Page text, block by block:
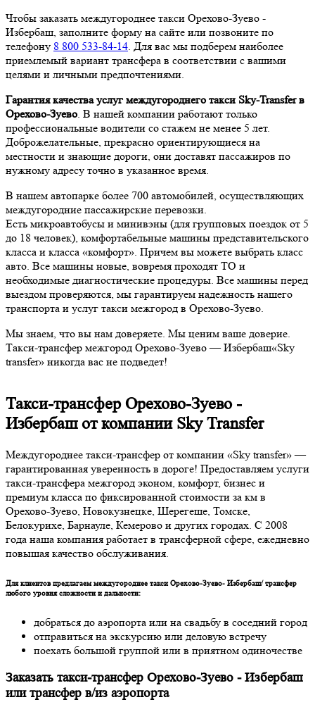
Чтобы заказать междугороднее такси Орехово-Зуево -
Избербаш, заполните форму на сайте или позвоните по
телефону 8 800 533-84-14. Для вас мы подберем наиболее
приемлемый вариант трансфера в соответствии с вашими
целями и личными предпочтениями.
Гарантия качества услуг междугороднего такси Sky-Transfer в
Орехово-Зуево. В нашей компании работают только
профессиональные водители со стажем не менее 5 лет.
Доброжелательные, прекрасно ориентирующиеся на
местности и знающие дороги, они доставят пассажиров по
нужному адресу точно в указанное время.
В нашем автопарке более 700 автомобилей, осуществляющих
междугородние пассажирские перевозки.
Есть микроавтобусы и минивэны (для групповых поездок от 5
до 18 человек), комфортабельные машины представительского
класса и класса «комфорт». Причем вы можете выбрать класс
авто. Все машины новые, вовремя проходят ТО и
необходимые диагностические процедуры. Все машины перед
выездом проверяются, мы гарантируем надежность нашего
транспорта и услуг такси межгород в Орехово-Зуево.
Мы знаем, что вы нам доверяете. Мы ценим ваше доверие.
Такси-трансфер межгород Орехово-Зуево — Избербаш«Sky
transfer» никогда вас не подведет!
Такси-трансфер Орехово-Зуево -
Избербаш от компании Sky Transfer
Междугороднее такси-трансфер от компании «Sky transfer» —
гарантированная уверенность в дороге! Предоставляем услуги
такси-трансфера межгород эконом, комфорт, бизнес и
премиум класса по фиксированной стоимости за км в
Орехово-Зуево, Новокузнецке, Шерегеше, Томске,
Белокурихе, Барнауле, Кемерово и других городах. С 2008
года наша компания работает в трансферной сфере, ежедневно
повышая качество обслуживания.
Для клиентов предлагаем междугороднее такси Орехово-Зуево- Избербаш/ трансфер
любого уровня сложности и дальности:
добраться до аэропорта или на свадьбу в соседний город
отправиться на экскурсию или деловую встречу
поехать большой группой или в приятном одиночестве
Заказать такси-трансфер Орехово-Зуево - Избербаш
или трансфер в/из аэропорта